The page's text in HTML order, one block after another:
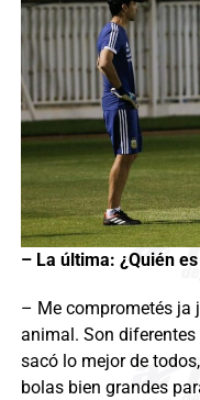
– La última: ¿Quién
– Me comprometés ja
animal. Son diferentes
sacó lo mejor de
bolas bien grandes